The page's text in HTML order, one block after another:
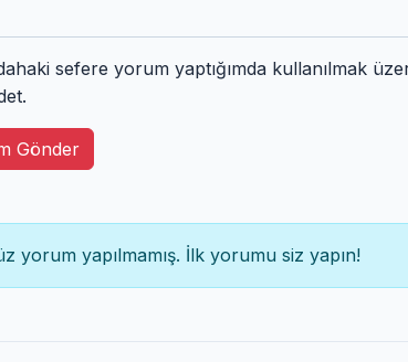
sefere yorum yaptığımda kullanılmak
Gönder
yorum yapılmamış. İlk yorumu siz yapın!